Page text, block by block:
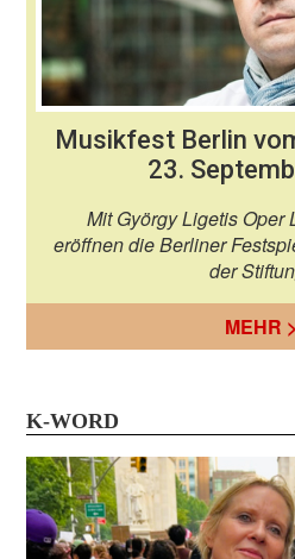
Musikfest Berlin
23.
Mit György Ligetis Oper
eröffnen die Berliner
der
MEHR
K-WORD